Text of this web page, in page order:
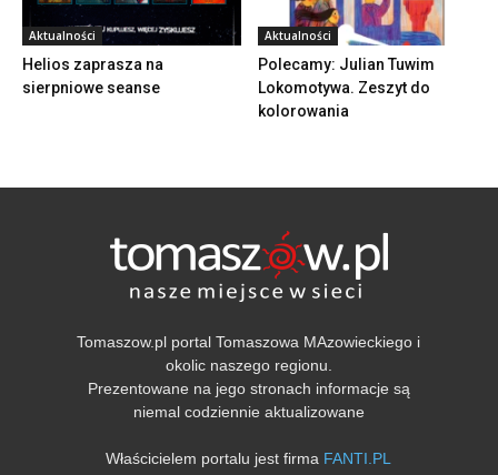
Aktualności
Helios zaprasza na
sierpniowe seanse
Aktualności
Polecamy: Julian Tuwim
Lokomotywa. Zeszyt do
kolorowania
Tomaszow.pl portal Tomaszowa MAzowieckiego i
okolic naszego regionu.
Prezentowane na jego stronach informacje są
niemal codziennie aktualizowane
Właścicielem portalu jest firma FANTI.PL